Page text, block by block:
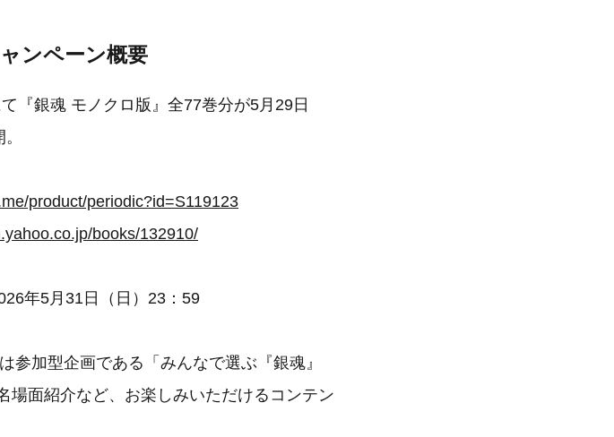
ンペーン概要
『銀魂 モノクロ版』全77巻分が5月29日
product/periodic?id=S119123
books/132910/
年5月31日（日）23：59
参加型企画である「みんなで選ぶ『銀魂』
場面紹介など、お楽しみいただけるコンテン